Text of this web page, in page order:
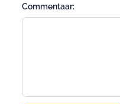
Commentaar: